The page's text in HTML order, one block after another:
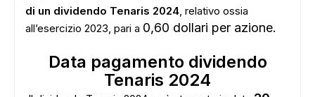
di un dividendo Tenaris 2024, relativo ossia
all’esercizio 2023, pari a 0,60 dollari per azione.
Data pagamento dividendo
Tenaris 2024